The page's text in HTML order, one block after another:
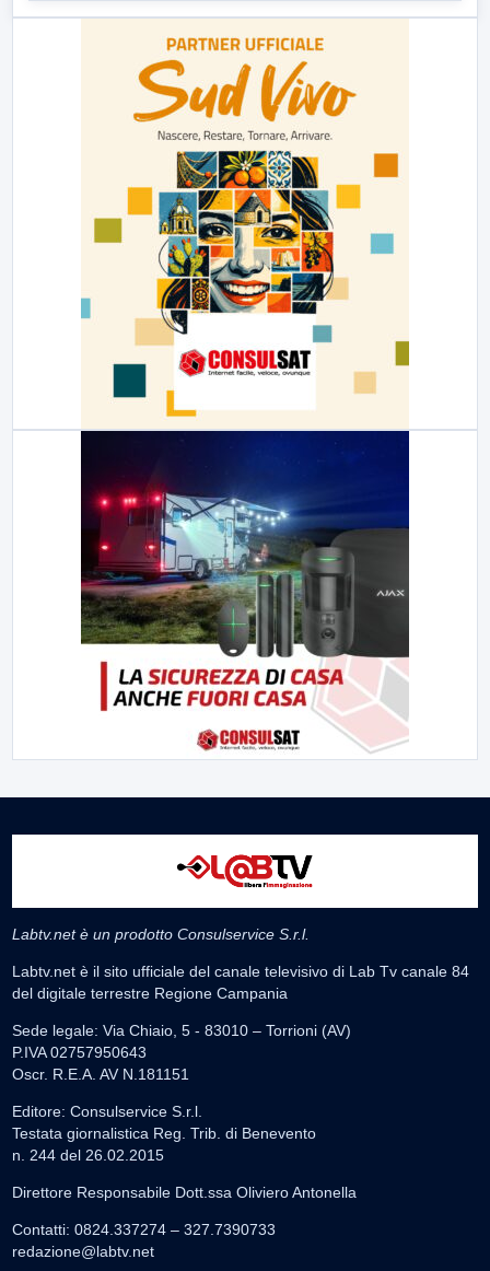
Labtv.net è un prodotto Consulservice S.r.l.
Labtv.net è il sito ufficiale del canale televisivo di Lab Tv canale 84
del digitale terrestre Regione Campania
Sede legale: Via Chiaio, 5 - 83010 – Torrioni (AV)
P.IVA 02757950643
Oscr. R.E.A. AV N.181151
Editore: Consulservice S.r.l.
Testata giornalistica Reg. Trib. di Benevento
n. 244 del 26.02.2015
Direttore Responsabile Dott.ssa Oliviero Antonella
Contatti: 0824.337274 – 327.7390733
redazione@labtv.net